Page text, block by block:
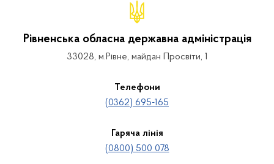
Рівненська обласна державна адміністрація
33028, м.Рівне, майдан Просвіти, 1
Телефони
(0362) 695-165
Гаряча лінія
(0800) 500 078